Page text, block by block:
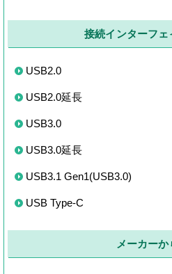
接続インターフ
USB2.0
USB2.0延長
USB3.0
USB3.0延長
USB3.1 Gen1(USB3.0)
USB Type-C
メーカー